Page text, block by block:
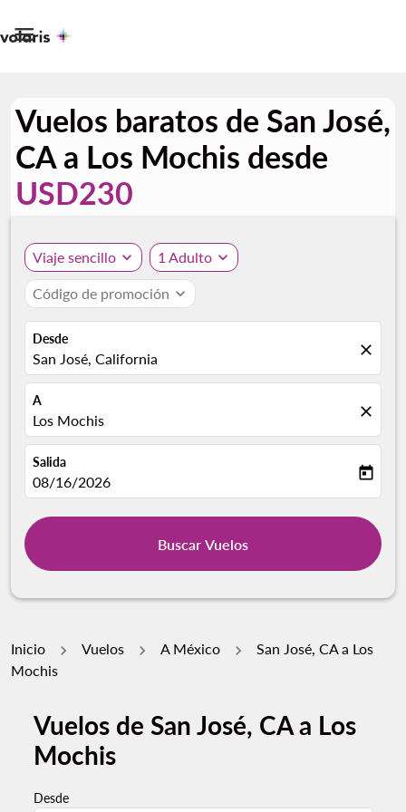

Vuelos baratos de San José,
CA a Los Mochis desde
USD230
Viaje sencillo expand_more 1 Adulto expand_more
Código de promoción expand_more
Desde
San José, California close
A
Los Mochis close
Salida
fc-booking-departure-date-aria-label
08/16/2026 today
Buscar Vuelos
Inicio Vuelos A México
San José, CA a Los
Mochis
Vuelos de San José, CA a Los
Mochis
Desde